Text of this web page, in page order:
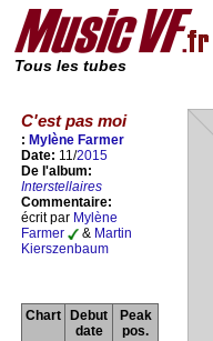
Tous les tubes
C'est pas moi
: Mylène Farmer
Date: 11/2015
De l'album:
Interstellaires
Commentaire:
écrit par Mylène
Farmer
& Martin
Kierszenbaum
Chart
Debut
date
Peak
pos.